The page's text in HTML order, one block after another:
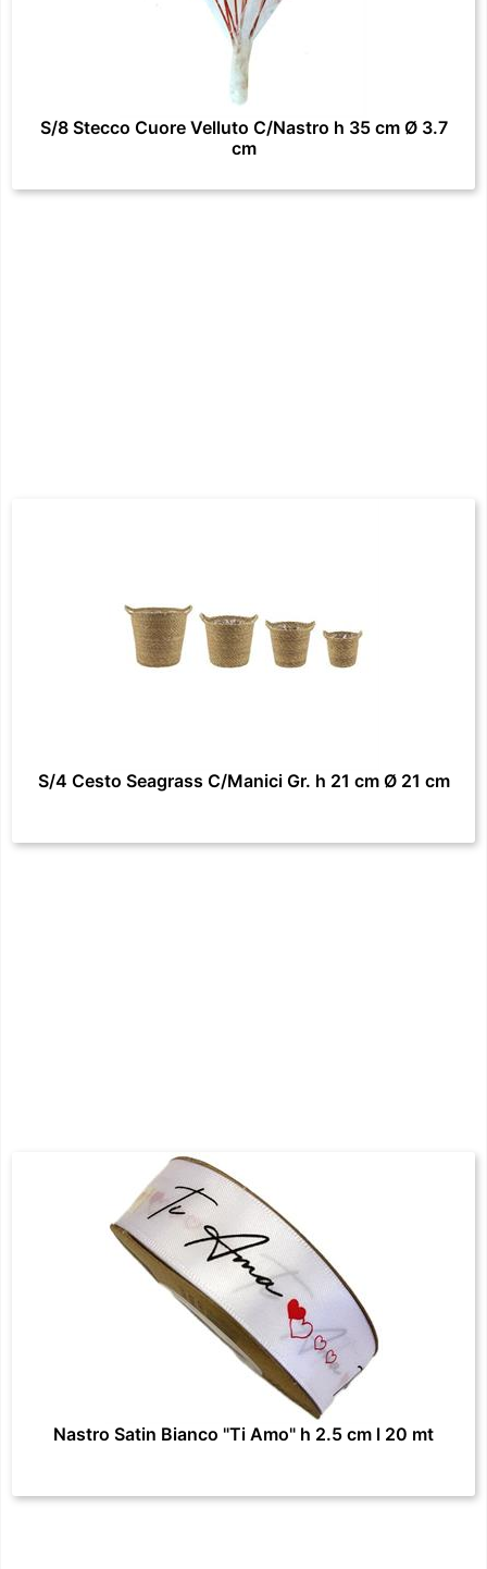
S/8 Stecco Cuore Velluto C/Nastro h 35 cm Ø 3.7
cm
S/4 Cesto Seagrass C/Manici Gr. h 21 cm Ø 21 cm
Nastro Satin Bianco "Ti Amo" h 2.5 cm l 20 mt